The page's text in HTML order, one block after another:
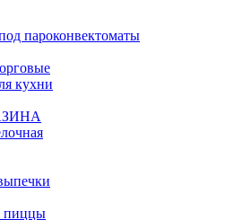
пароконвектоматы
кухни
пиццы